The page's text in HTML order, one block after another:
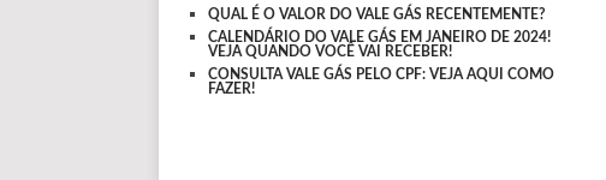
QUAL É O VALOR DO VALE GÁS RECENTEMENTE?
CALENDÁRIO DO VALE GÁS EM JANEIRO DE 2024!
VEJA QUANDO VOCÊ VAI RECEBER!
CONSULTA VALE GÁS PELO CPF: VEJA AQUI COMO
FAZER!